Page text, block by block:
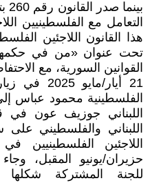
التعامل مع الفلسطينيين
هذا القانون اللاجئين
تحت عنوان «من في
القوانين السورية، مع
21 أيار/
الفلسطينية محمود عباس
اللبناني جوزيف عون في
اللبناني والفلسطيني
اللاجئين الفلسطينيين
حزيران/يونيو المقبل،
للجنة المشتركة شكلها